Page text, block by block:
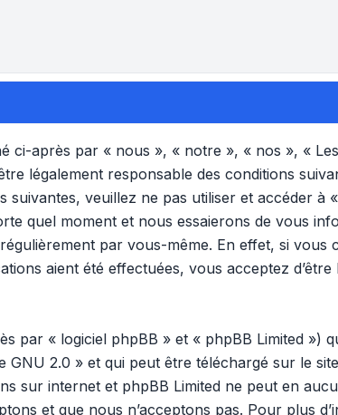
ci-après par « nous », « notre », « nos », «
légalement responsable des conditions
suivantes, veuillez ne pas utiliser et accéder à
quel moment et nous essaierons de vous
par vous-même. En effet, si vous
aient été effectuées, vous acceptez
par « logiciel phpBB » et « phpBB Limited »)
GNU 2.0 » et qui peut être téléchargé sur le
sur internet et phpBB Limited ne peut en
et que nous n’acceptons pas. Pour plus